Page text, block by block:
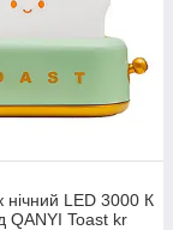
нічний LED 3000 К
QANYI Toast kr